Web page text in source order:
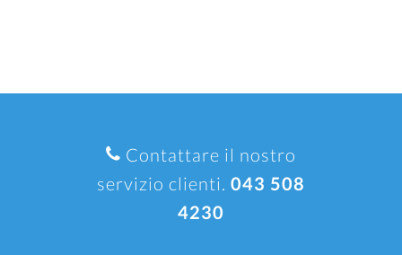
Contattare il nostro
servizio clienti. 043 508
4230